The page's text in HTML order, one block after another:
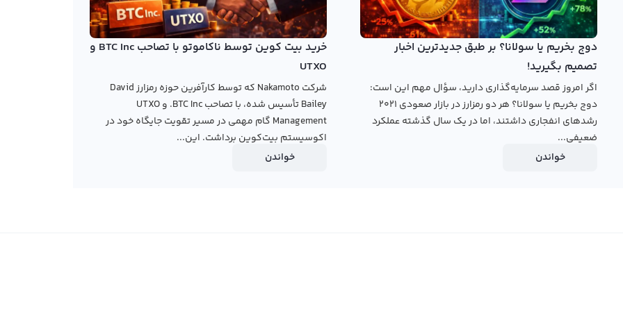
رالبکس استفاده کنید. این صرافی دارای دو نوع پلتفرم
می‌توانید با قیمت جهانی اوپن اوشن و در کمترین زمان
دیجیتال تبدیل کنید. همچنین در پنل معامله حرفه‌ای،
دلخواه خود یا قیمت‌های موجود در بازار به خرید و
کنید.
قیمت
دوج بخریم یا سولانا؟ بر طبق جدیدترین اخبار
تصمیم بگیرید!
اگر امروز قصد سرمایه‌گذاری دارید، سؤال مهم این است:
دوج بخریم یا سولانا؟ هر دو رمزارز در بازار صعودی ۲۰۲۱
رشدهای انفجاری داشتند، اما در یک سال گذشته عملکرد
ضعیفی...
خواندن
خرید بیت کوین توسط ناکاموتو با تصاحب BTC Inc و
UTXO
شرکت Nakamoto که توسط کارآفرین حوزه رمزارز David
Bailey تأسیس شده، با تصاحب BTC Inc. و UTXO
Management گام مهمی در مسیر تقویت جایگاه خود در
اکوسیستم بیت‌کوین برداشت. این...
خواندن